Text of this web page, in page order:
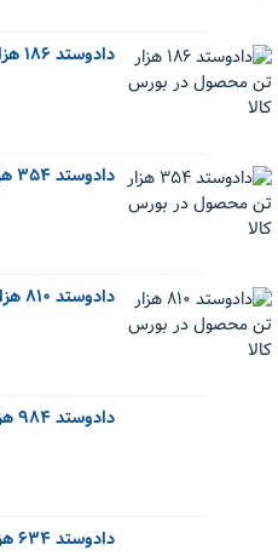
دادوستد ۱۸۶ هزار تن محصول در بورس کالا
دادوستد ۳۵۴ هزار تن محصول در بورس کالا
دادوستد ۸۱۰ هزار تن محصول در بورس کالا
دادوستد ۹۸۴ هزار تن محصول در بورس کالا
دادوستد ۶۳۴ هزار تن محصول در بورس کالا